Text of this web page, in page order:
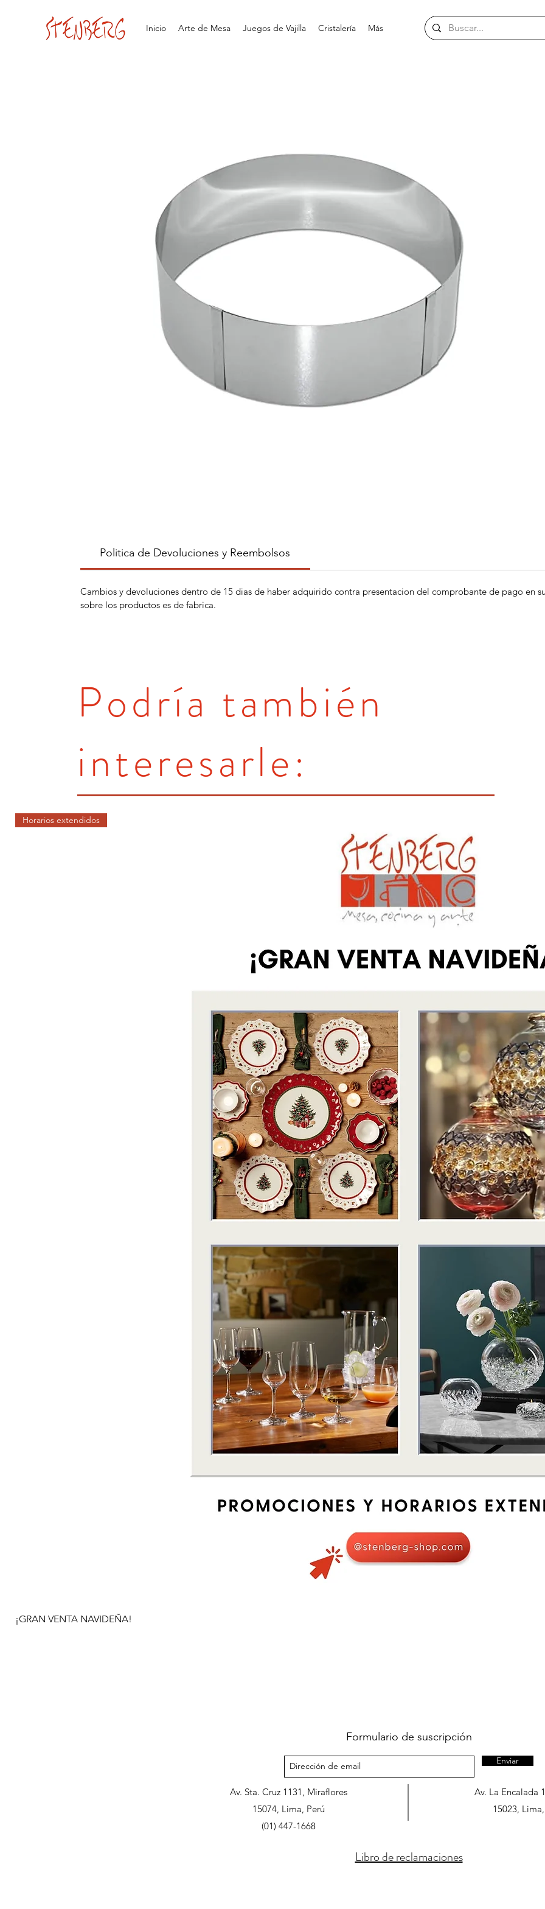
Inicio Arte de Mesa Juegos de Vajilla Cristalería Más
Politica de Devoluciones y Reembolsos
Cambios y devoluciones dentro de 15 dias de haber adquirido contra presentacion del comprobante de pago en
sobre los productos es de fabrica.
Horarios extendidos
¡GRAN VENTA NAVIDEÑA!
Podría también
interesarle:
Formulario de suscripción
Enviar
Av. Sta. Cruz 1131, Miraflores
15074, Lima, Perú
Av. La Encalada
15023,
(01) 447-1668
Libro de reclamaciones